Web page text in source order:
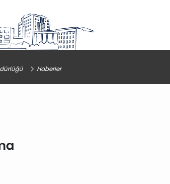
Haberler